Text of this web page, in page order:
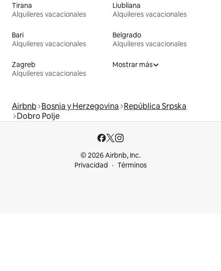
Tirana
Alquileres vacacionales
Liubliana
Alquileres vacacionales
Bari
Alquileres vacacionales
Belgrado
Alquileres vacacionales
Zagreb
Alquileres vacacionales
Mostrar más
Airbnb Bosnia y Herzegovina República Srpska
Dobro Polje
© 2026 Airbnb, Inc.
Privacidad
Términos